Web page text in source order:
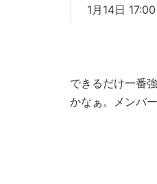
1月14日
できるだけ一番
かなぁ。メンバ